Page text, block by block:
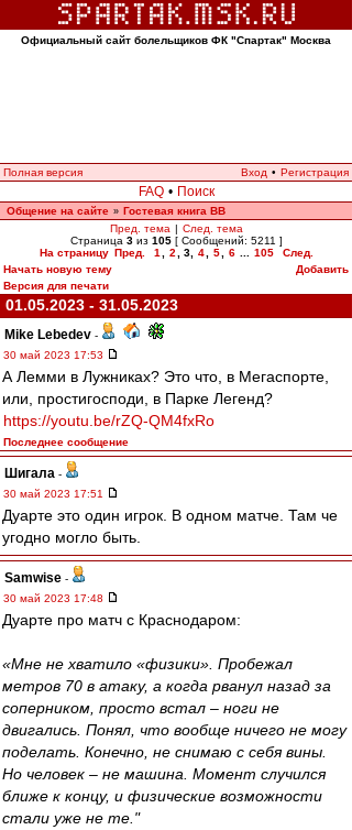
Официальный сайт болельщиков ФК "Спартак" Москва
Полная версия Вход • Регистрация
FAQ • Поиск
Общение на сайте » Гостевая книга ВВ
Пред. тема | След. тема
Страница 3из 105[ Сообщений: 5211 ]
На страницу Пред. 1 2 3, 4 5 6 105
След.
Начать новую тему
Добавить
Версия для печати
01.05.2023 - 31.05.2023
Mike Lebedev -
30 май 2023 17:53
А Лемми в Лужниках? Это что, в Мегаспорте,
или, простигосподи, в Парке Легенд?
https://youtu.be/rZQ-QM4fxRo
Последнее сообщение
Шигала -
30 май 2023 17:51
Дуарте это один игрок. В одном матче. Там че
угодно могло быть.
Samwise -
30 май 2023 17:48
Дуарте про матч с Краснодаром:
«Мне не хватило «физики». Пробежал
метров 70 в атаку, а когда рванул назад за
соперником, просто встал – ноги не
двигались. Понял, что вообще ничего не могу
поделать. Конечно, не снимаю с себя вины.
Но человек – не машина. Момент случился
ближе к концу, и физические возможности
стали уже не те."